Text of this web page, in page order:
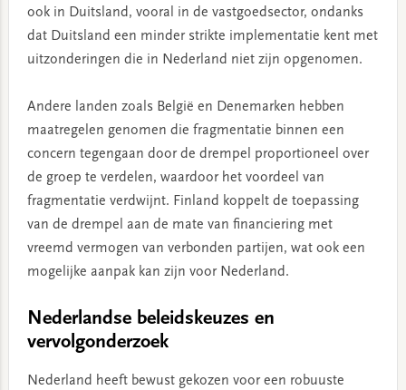
ook in Duitsland, vooral in de vastgoedsector, ondanks
dat Duitsland een minder strikte implementatie kent met
uitzonderingen die in Nederland niet zijn opgenomen.
Andere landen zoals België en Denemarken hebben
maatregelen genomen die fragmentatie binnen een
concern tegengaan door de drempel proportioneel over
de groep te verdelen, waardoor het voordeel van
fragmentatie verdwijnt. Finland koppelt de toepassing
van de drempel aan de mate van financiering met
vreemd vermogen van verbonden partijen, wat ook een
mogelijke aanpak kan zijn voor Nederland.
Nederlandse beleidskeuzes en
vervolgonderzoek
Nederland heeft bewust gekozen voor een robuuste